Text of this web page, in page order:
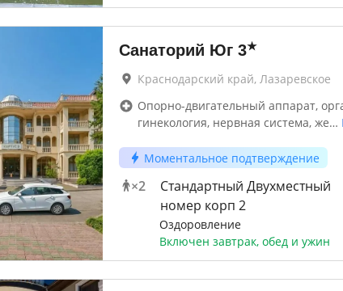
Санаторий Юг 3★
Краснодарский край, Лазаревское
Опорно-двигательный аппарат,
гинекология, нервная система, же…
Моментальное подтверждение
×2
Стандартный Двухместный
номер корп 2
Оздоровление
Включен завтрак, обед и ужин